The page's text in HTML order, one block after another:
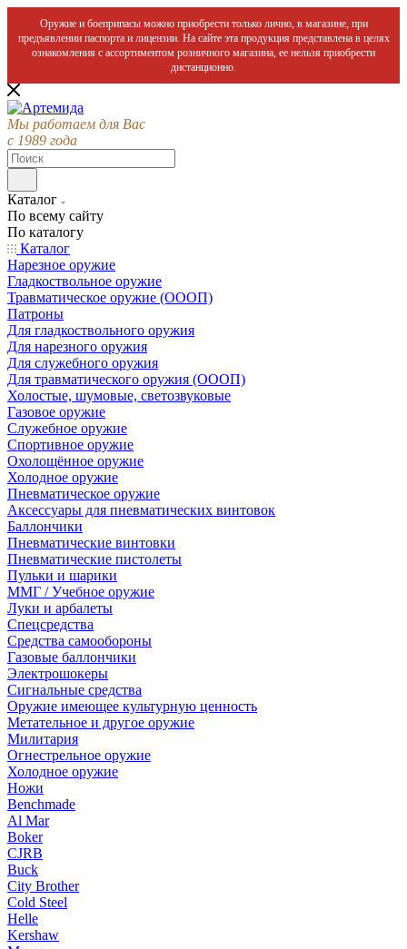
Оружие и боеприпасы можно приобрести только лично, в магазине, при
предъявлении паспорта и лицензии. На сайте эта продукция представлена в целях
ознакомления с ассортиментом розничного магазина, ее нельзя приобрести
дистанционно.
Мы работаем для Вас
с 1989 года
Каталог
По всему сайту
По каталогу
Каталог
Нарезное оружие
Гладкоствольное оружие
Травматическое оружие (ОООП)
Патроны
Для гладкоствольного оружия
Для нарезного оружия
Для служебного оружия
Для травматического оружия (ОООП)
Холостые, шумовые, светозвуковые
Газовое оружие
Служебное оружие
Спортивное оружие
Охолощённое оружие
Холодное оружие
Пневматическое оружие
Аксессуары для пневматических винтовок
Баллончики
Пневматические винтовки
Пневматические пистолеты
Пульки и шарики
ММГ / Учебное оружие
Луки и арбалеты
Спецсредства
Средства самообороны
Газовые баллончики
Электрошокеры
Сигнальные средства
Оружие имеющее культурную ценность
Метательное и другое оружие
Милитария
Огнестрельное оружие
Холодное оружие
Ножи
Benchmade
Al Mar
Boker
CJRB
Buck
City Brother
Cold Steel
Helle
Kershaw